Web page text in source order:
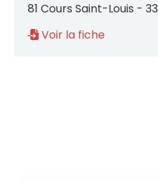
81 Cours Saint-Louis -
Voir la fiche